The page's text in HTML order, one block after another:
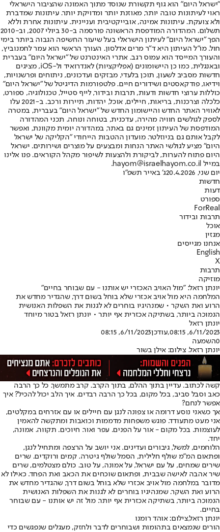
"ישראל היום" הוא גוף תקשורת שנוסד מתוך האמונה שהציבור הישראלי
ראוי לעיתונות טובה יותר, מאוזנת יותר ומדויקת יותר. עיתונות שמדברת
ולא צועקת. עיתונות אמינה, אובייקטיבית ועניינית. עיתונות אחרת וללא
תשלום. המהדורה המודפסת הראשונה פורסמה ב-30 ביולי 2007, וב-2010
הפך "ישראל היום" לעיתון הישראלי בעל שיעור החשיפה הגבוה ביותר בימי
חול. מו"ל העיתון היא ד"ר מרים אדלסון. העורך הראשי הוא עמר לחמנוביץ,
והעורך המייסד הוא עמוס רגב. אתרי האינטרנט של "ישראל היום" בעברית
ובאנגלית, כמו כן היישומונים (אפליקציות) לאנדרואיד ול-iOS, מציגים
חדשות מסביב לשעון, תוכן בלעדי, מבזקים ועדכונים, ניתוחים ופרשנויות,
וידיאו, פודקאסטים ושידורים חיים. פלטפורמות הדיגיטל של "ישראל היום"
כוללות ערוצי חדשות ודעות, תרבות ובידור, לייף סטייל, טכנולוגיה, ספורט,
כלכלה וצרכנות, בריאות, חיילים, אוכל, יהדות, תיירות ורכב. ב-2021 עלו
לאוויר האתר החדש והיישומון החדש של "ישראל היום" בעברית, במטרה
לספק לגולשים חוויה מהירה, עדכנית, בטוחה ונוחה. תכני המהדורה
המודפסת של העיתון זמינים גם באתר, במהדורה יומית מקוונת, ואפשר
לקבל אותם גם בניוזלטר. מועדון ההטבות הייחודי "הקליקה של ישראל
היום" מציע לגולשי האתר הנחות ומבצעים על מוצרים ושירותים. ישראל
היום פתוח להערות, לביקורת ולהצעות לשיפור מקהל הקוראים. פנו אלינו
במייל hayom@israelhayom.co.il.
יום שני, 20.4.2026
ג' באייר תשפ"ו
חדשות
דעות
ספורט
ForReal
תרבות ובידור
אוכל
מגזין
אנחנו מגייסים
English
X
תרבות
מוזיקה
יונתן רזאל: "מול האויב האכזרי יש אותנו - עם שבוחר בחיים"
המלחמה היא מול אויב אכזרי שלא בוחל בשום דרך, שהגדיר מחדש את
הרוע ואת השקר • שמנהיגיו בוחרים לא לגנות את השפלות האנושית
הנמוכה ביותר, בשתיקה אכזרית אף יותר • יונתן רזאל בטור מיוחד
יונתן רזאל
6/11/2023, 08:15
,עודכן6/11/2023, 08:15
0השמעה
יונתן רזאל. צילום: אילן בשור
קשה לכתוב. עדיין בתוך ההלם, בתוך הקרב. קרב מתמשך. כל כך הרבה
כאב וסבל סביב, בכל מקום, בכל כך הרבה רבדים. איך הלב יכול להכיל? איך
אפשר לנחם?
אך כשאני נוסע דרומה או צפונה לנגן עם חיילים או עם אזרחים במקלטים,
אני מעט מתעודד. פוגש משפחות מדממות וכואבות ומתקשה להאמין
לעוצמות. בכל מקום - אור על הפנים. עפר ואור. חיוכים. תקווה. אמונה,
יחד.
הלוחמים, למשל, גיבורים ועדינים. אני יושב על הרצפה ומתחיל לנגן,
ופתאום המ"מ שולף חלילית, הסמל שולף גיטרה. קמים ורוקדים. שרים
שירים שמחים, על עם ישראל, על אמונה, על טוב. כולם מצטלמים, שרים
שיר אהבה לאישה שבבית, ופתאום שוכחים את הכאב ואת הפחד. כאילו לא
מדובר במלחמה מול אויב אכזרי שלא בוחל בשום דרך, שהגדיר מחדש את
הרוע ואת השקר. שמנהיגיו בוחרים לא לגנות את השפלות האנושית
הנמוכה ביותר, בשתיקה אכזרית אף יותר. מול זה יש אותנו - עם שבוחר
בחיים.
יונתן רזאל,צילום: אוהד רומנו
הורים שנמצאים בתהומות ושבוחרים לדבר ולחזק, מעגלים שנפגשים כדי